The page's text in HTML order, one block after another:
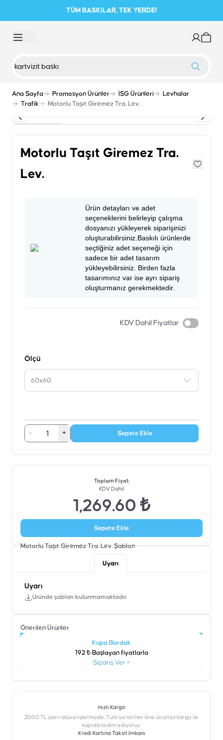
TÜM BASKILAR, TEK YERDE!
Ana Sayfa Promosyon Ürünler İSG Ürünleri
Levhalar
Trafik
Motorlu Taşıt Giremez Tra. Lev.
Motorlu Taşıt Giremez Tra.
Lev.
Ürün detayları ve adet
seçeneklerini belirleyip çalışma
dosyanızı yükleyerek siparişinizi
oluşturabilirsiniz.Baskılı ürünlerde
seçtiğiniz adet seçeneği için
sadece bir adet tasarım
yükleyebilirsiniz. Birden fazla
tasarımınız var ise ayrı sipariş
oluşturmanız gerekmektedir.
KDV Dahil Fiyatlar
Ölçü
60x60
- + Sepete Ekle
Toplam Fiyat:
KDV Dahil
1,269.60 ₺
Sepete Ekle
Motorlu Taşıt Giremez Tra. Lev. Şablon
Uyarı
Uyarı
Üründe şablon bulunmamaktadır.
Önerilen Ürünler
Kupa Bardak
192 ₺ Başlayan fiyatlarla
Sipariş Ver >
Hızlı Kargo
2000 TL üzeri alışverişlerinizde, Türkiye’nin her iline ücretsiz kargo ile
kapıda teslim ediyoruz.
Kredi Kartına Taksit İmkanı